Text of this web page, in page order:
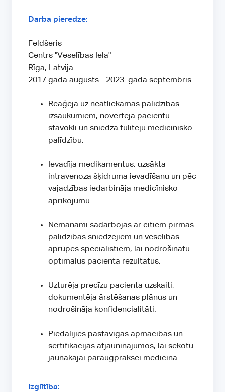
Darba pieredze:
Feldšeris
Centrs "Veselības Iela"
Rīga, Latvija
2017.gada augusts - 2023. gada septembris
Reaģēja uz neatliekamās palīdzības
izsaukumiem, novērtēja pacientu
stāvokli un sniedza tūlītēju medicīnisko
palīdzību.
Ievadīja medikamentus, uzsākta
intravenoza šķidruma ievadīšanu un pēc
vajadzības iedarbināja medicīnisko
aprīkojumu.
Nemanāmi sadarbojās ar citiem pirmās
palīdzības sniedzējiem un veselības
aprūpes speciālistiem, lai nodrošinātu
optimālus pacienta rezultātus.
Uzturēja precīzu pacienta uzskaiti,
dokumentēja ārstēšanas plānus un
nodrošināja konfidencialitāti.
Piedalījies pastāvīgās apmācībās un
sertifikācijas atjauninājumos, lai sekotu
jaunākajai paraugpraksei medicīnā.
Izglītība: